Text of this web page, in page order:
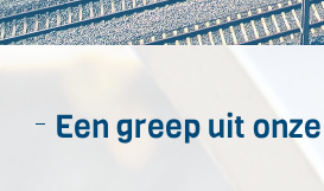
Een greep uit